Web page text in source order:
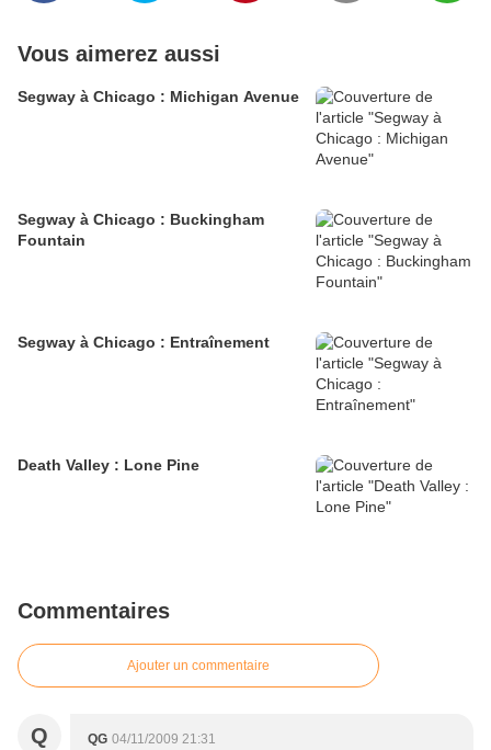
Vous aimerez aussi
Segway à Chicago : Michigan Avenue
Segway à Chicago : Buckingham
Fountain
Segway à Chicago : Entraînement
Death Valley : Lone Pine
Commentaires
Ajouter un commentaire
Q QG 04/11/2009 21:31